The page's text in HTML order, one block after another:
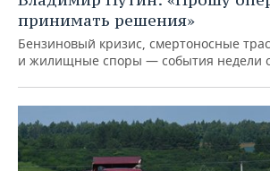
принимать решения»
Бензиновый кризис, смертоносные
и жилищные споры — события недели